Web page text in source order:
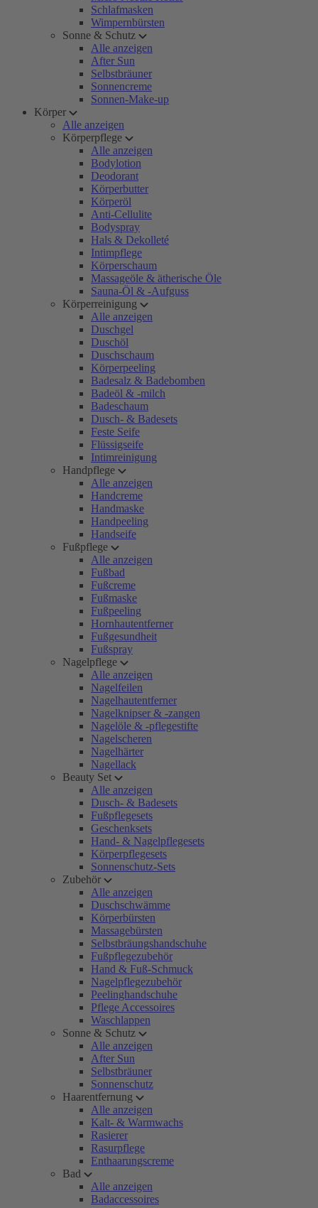
Schlafmasken
Wimpernbürsten
Sonne & Schutz
Alle anzeigen
After Sun
Selbstbräuner
Sonnencreme
Sonnen-Make-up
Körper
Alle anzeigen
Körperpflege
Alle anzeigen
Bodylotion
Deodorant
Körperbutter
Körperöl
Anti-Cellulite
Bodyspray
Hals & Dekolleté
Intimpflege
Körperschaum
Massageöle & ätherische Öle
Sauna-Öl & -Aufguss
Körperreinigung
Alle anzeigen
Duschgel
Duschöl
Duschschaum
Körperpeeling
Badesalz & Badebomben
Badeöl & -milch
Badeschaum
Dusch- & Badesets
Feste Seife
Flüssigseife
Intimreinigung
Handpflege
Alle anzeigen
Handcreme
Handmaske
Handpeeling
Handseife
Fußpflege
Alle anzeigen
Fußbad
Fußcreme
Fußmaske
Fußpeeling
Hornhautentferner
Fußgesundheit
Fußspray
Nagelpflege
Alle anzeigen
Nagelfeilen
Nagelhautentferner
Nagelknipser & -zangen
Nagelöle & -pflegestifte
Nagelscheren
Nagelhärter
Nagellack
Beauty Set
Alle anzeigen
Dusch- & Badesets
Fußpflegesets
Geschenksets
Hand- & Nagelpflegesets
Körperpflegesets
Sonnenschutz-Sets
Zubehör
Alle anzeigen
Duschschwämme
Körperbürsten
Massagebürsten
Selbstbräungshandschuhe
Fußpflegezubehör
Hand & Fuß-Schmuck
Nagelpflegezubehör
Peelinghandschuhe
Pflege Accessoires
Waschlappen
Sonne & Schutz
Alle anzeigen
After Sun
Selbstbräuner
Sonnenschutz
Haarentfernung
Alle anzeigen
Kalt- & Warmwachs
Rasierer
Rasurpflege
Enthaarungscreme
Bad
Alle anzeigen
Badaccessoires